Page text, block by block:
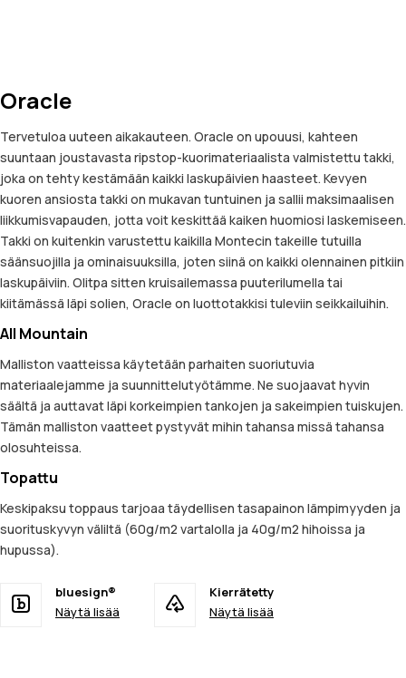
Oracle
Tervetuloa uuteen aikakauteen. Oracle on upouusi, kahteen
suuntaan joustavasta ripstop-kuorimateriaalista valmistettu takki,
joka on tehty kestämään kaikki laskupäivien haasteet. Kevyen
kuoren ansiosta takki on mukavan tuntuinen ja sallii maksimaalisen
liikkumisvapauden, jotta voit keskittää kaiken huomiosi laskemiseen.
Takki on kuitenkin varustettu kaikilla Montecin takeille tutuilla
säänsuojilla ja ominaisuuksilla, joten siinä on kaikki olennainen pitkiin
laskupäiviin. Olitpa sitten kruisailemassa puuterilumella tai
kiitämässä läpi solien, Oracle on luottotakkisi tuleviin seikkailuihin.
All Mountain
Malliston vaatteissa käytetään parhaiten suoriutuvia
materiaalejamme ja suunnittelutyötämme. Ne suojaavat hyvin
säältä ja auttavat läpi korkeimpien tankojen ja sakeimpien tuiskujen.
Tämän malliston vaatteet pystyvät mihin tahansa missä tahansa
olosuhteissa.
Topattu
Keskipaksu toppaus tarjoaa täydellisen tasapainon lämpimyyden ja
suorituskyvyn väliltä (60g/m2 vartalolla ja 40g/m2 hihoissa ja
hupussa).
bluesign®
Näytä lisää
Kierrätetty
Näytä lisää